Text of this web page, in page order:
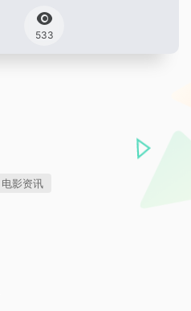
533
电影资讯